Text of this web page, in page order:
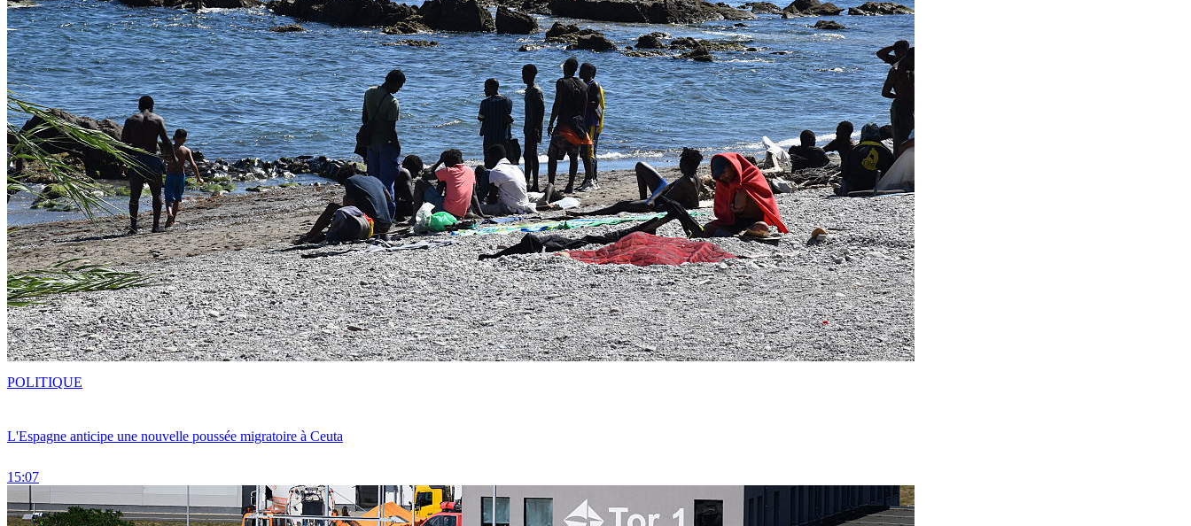
L'Espagne anticipe une nouvelle poussée migratoire à Ceuta
15:07
POLITIQUE